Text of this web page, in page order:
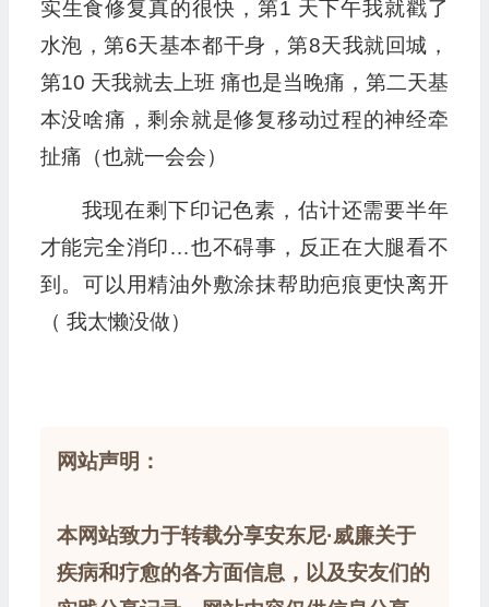
实生食修复真的很快，第1 天下午我就戳了
水泡，第6天基本都干身，第8天我就回城，
第10 天我就去上班 痛也是当晚痛，第二天基
本没啥痛，剩余就是修复移动过程的神经牵
扯痛（也就一会会）
我现在剩下印记色素，估计还需要半年
才能完全消印…也不碍事，反正在大腿看不
到。可以用精油外敷涂抹帮助疤痕更快离开
（ 我太懒没做）
网站声明：
本网站致力于转载分享安东尼·威廉关于
疾病和疗愈的各方面信息，以及安友们的